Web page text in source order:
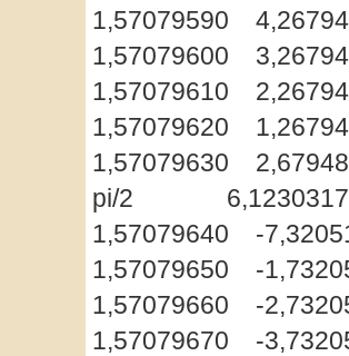
1,57079590
1,57079600
1,57079610
1,57079620
1,57079630
pi/2
1,57079640 -
1,57079650 -
1,57079660 -
1,57079670 -